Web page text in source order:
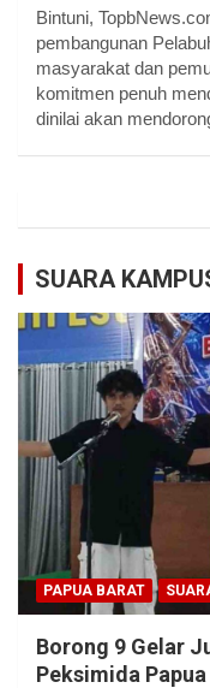
Bintuni,
pembangunan
masyarakat dan
komitmen penuh
dinilai akan
SUARA
PAPUA BARAT
Borong 9 Gelar
Peksimida